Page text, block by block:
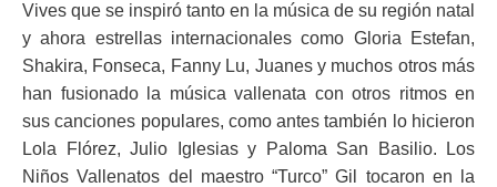
Vives que se inspiró tanto en la música de su región natal
y ahora estrellas internacionales como Gloria Estefan,
Shakira, Fonseca, Fanny Lu, Juanes y muchos otros más
han fusionado la música vallenata con otros ritmos en
sus canciones populares, como antes también lo hicieron
Lola Flórez, Julio Iglesias y Paloma San Basilio. Los
Niños Vallenatos del maestro “Turco” Gil tocaron en la